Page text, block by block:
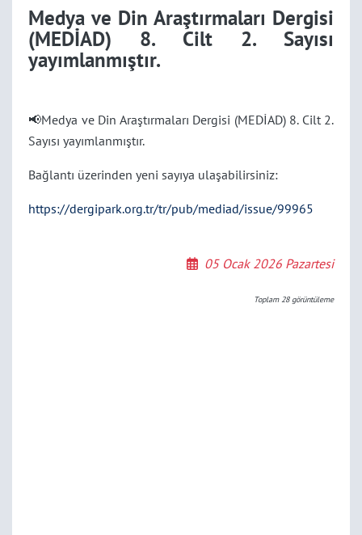
Medya ve Din Araştırmaları Dergisi
(MEDİAD) 8. Cilt 2. Sayısı
yayımlanmıştır.
📢Medya ve Din Araştırmaları Dergisi (MEDİAD) 8. Cilt 2.
Sayısı yayımlanmıştır.
Bağlantı üzerinden yeni sayıya ulaşabilirsiniz:
https://dergipark.org.tr/tr/pub/mediad/issue/99965
05 Ocak 2026 Pazartesi
Toplam28görüntüleme